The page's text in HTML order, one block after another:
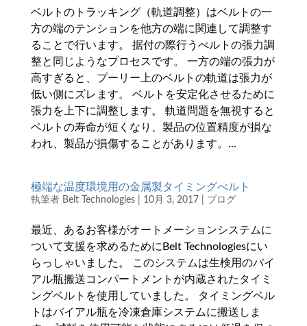
ベルトのトラッキング（軌道調整）はベルトの一
方の端のテンションを他方の端に関連して調整す
ることで行います。 据付の際行うべルトの張力調
整と同じようなプロセスです。 一方の端の張力が
高すぎると、プーリー上のベルトの軌道は張力が
低い側にズレます。 ベルトを安定化させるために
張力を上下に調整します。 軌道問題を無視すると
ベルトの寿命が短くなり、製品の位置精度が損な
われ、製品が損傷することがあります。...
極端な温度環境用の金属製タイミングべルト
執筆者 Belt Technologies| 10月 3, 2017| ブログ
最近、あるお客様がオートメーションシステムに
ついて支援を求めるためにBelt Technologiesにい
らっしゃいました。 このシステムは生検用のバイ
アル瓶搬送コンパートメントが内蔵されたタイミ
ングベルトを使用していました。 タイミングベル
トはバイアル瓶を冷凍倉庫システムに搬送しま